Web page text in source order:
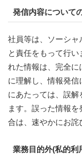
発信内容について
社員等は、ソーシャ
と責任をもって行
れた情報は、完全
に理解し、情報発
にあたっては、誤
ます。誤った情報
合は、速やかにお詫
業務目的外(私的利